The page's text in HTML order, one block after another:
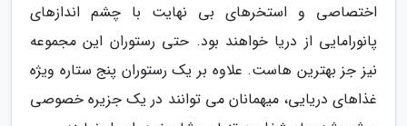
اختصاصی و استخرهای بی نهایت با چشم اندازهای
پانورامایی از دریا خواهند بود. حتی رستوران این مجموعه
نیز جز بهترین هاست. علاوه بر یک رستوران پنج ستاره ویژه
غذاهای دریایی، میهمانان می توانند در یک جزیره خصوصی